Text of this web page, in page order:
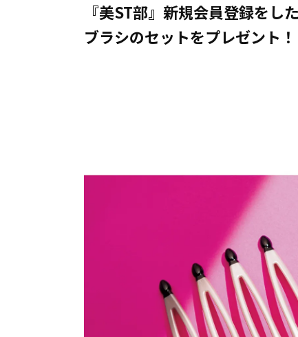
『美ST部』新規会員登録をし
ブラシのセットをプレゼント！